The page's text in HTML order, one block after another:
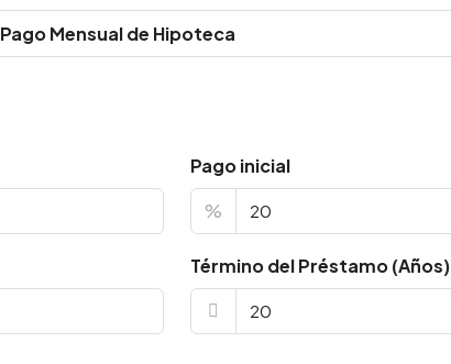
Pago Mensual de Hipoteca
Pago inicial
%
Término del Préstamo (Años)